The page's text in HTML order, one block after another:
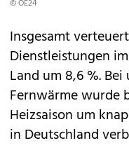
© OE24
Insgesamt
Dienstleistungen
Land um 8,6 %. Bei
Fernwärme wurde
Heizsaison um
in Deutschland